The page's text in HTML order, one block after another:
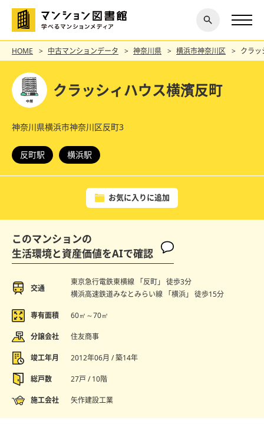
探す
閉じ
る
HOME 中古マンションデータ 神奈川県 横浜市神奈川区 クラ
クラッシィハウス横濱反町
神奈川県横浜市神奈川区反町3
反町駅 横浜駅
お気に入りに追加
このマンションの
生活環境と資産価値をAIで確認
交通
東京急行電鉄東横線 「反町」 徒歩3分
横浜高速鉄道みなとみらい線 「横浜」 徒歩15分
専有面積 60㎡～70㎡
分譲会社 住友商事
竣工年月 2012年06月 / 築14年
総戸数 27戸 / 10階
施工会社 矢作建設工業